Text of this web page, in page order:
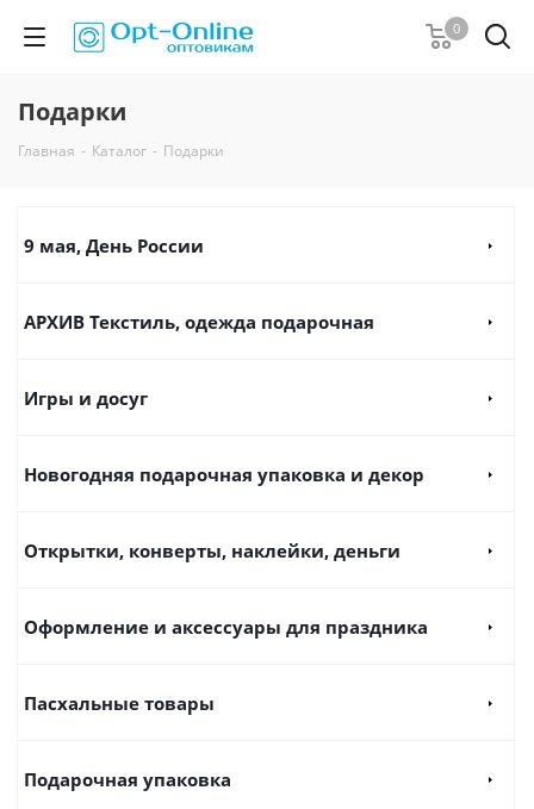
0
Подарки
Главная - Каталог - Подарки
9 мая, День России
AРХИВ Текстиль, одежда подарочная
Игры и досуг
Новогодняя подарочная упаковка и декор
Открытки, конверты, наклейки, деньги
Оформление и аксессуары для праздника
Пасхальные товары
Подарочная упаковка